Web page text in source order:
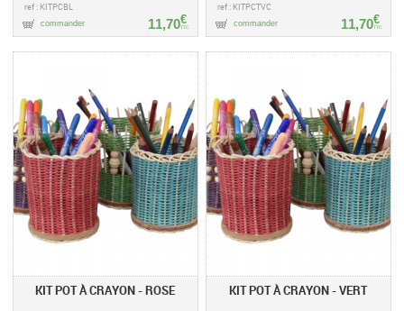
ref : KITPCBL
11,70€
TTC
commander
ref : KITPCTVC
11,70€
TTC
commander
KIT POT À CRAYON - ROSE KIT POT À CRAYON - VERT